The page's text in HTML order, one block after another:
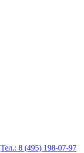
Тел.: 8 (495) 198-07-97